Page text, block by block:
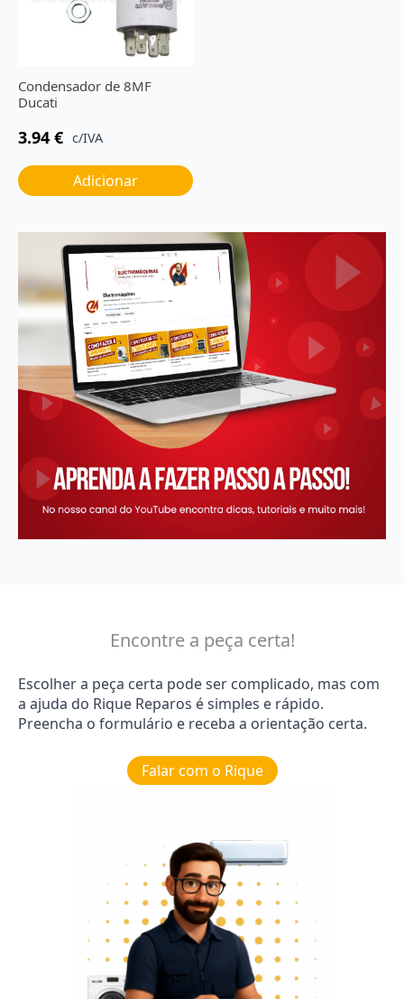
Condensador de 8MF
Ducati
3.94 € c/IVA
Adicionar
Encontre a peça certa!
Escolher a peça certa pode ser complicado, mas com
a ajuda do Rique Reparos é simples e rápido.
Preencha o formulário e receba a orientação certa.
Falar com o Rique